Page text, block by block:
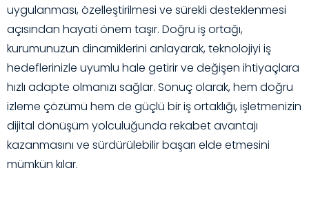
uygulanması, özelleştirilmesi ve sürekli desteklenmesi
açısından hayati önem taşır. Doğru iş ortağı,
kurumunuzun dinamiklerini anlayarak, teknolojiyi iş
hedeflerinizle uyumlu hale getirir ve değişen ihtiyaçlara
hızlı adapte olmanızı sağlar. Sonuç olarak, hem doğru
izleme çözümü hem de güçlü bir iş ortaklığı, işletmenizin
dijital dönüşüm yolculuğunda rekabet avantajı
kazanmasını ve sürdürülebilir başarı elde etmesini
mümkün kılar.